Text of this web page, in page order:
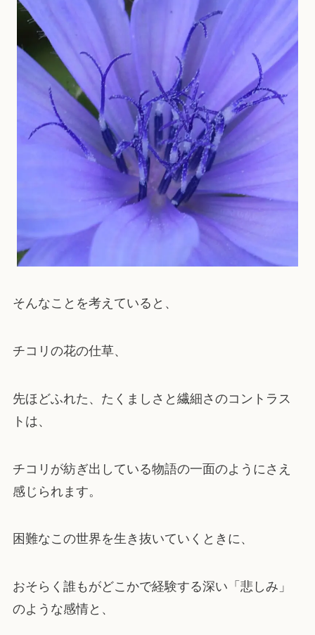
そんなことを考えていると、
チコリの花の仕草、
先ほどふれた、たくましさと繊細さのコントラス
トは、
チコリが紡ぎ出している物語の一面のようにさえ
感じられます。
困難なこの世界を生き抜いていくときに、
おそらく誰もがどこかで経験する深い「悲しみ」
のような感情と、